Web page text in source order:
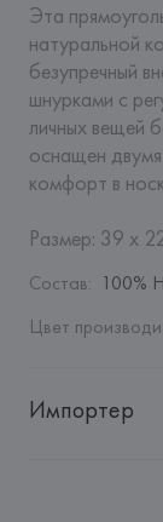
Эта
натуральной
безупречный
шнурками с
личных вещей
оснащен
комфорт в
Размер: 39 х
Состав: 100%
Цвет
Импортер